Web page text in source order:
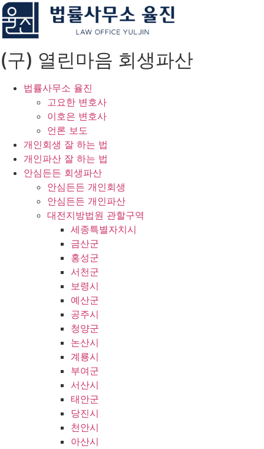
Skip
to
content
(구) 열린마음 회생파산
법률사무소 율진
고요한 변호사
이호은 변호사
언론 보도
개인회생 잘 하는 법
개인파산 잘 하는 법
안심든든 회생파산
안심든든 개인회생
안심든든 개인파산
대전지방법원 관할구역
세종특별자치시
금산군
홍성군
서천군
보령시
예산군
공주시
청양군
논산시
계룡시
부여군
서산시
태안군
당진시
천안시
아산시